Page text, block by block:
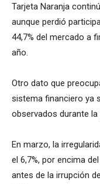
Tarjeta Naranja
aunque perdió
44,7% del mercado a
año.
Otro dato que
sistema financiero ya
observados durante la
En marzo, la
el 6,7%, por encima
antes de la irrupción